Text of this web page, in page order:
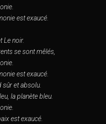
est exaucé.
Le noir.
se sont mêlés,
est exaucé.
sûr et absolu.
la planète bleu.
est exaucé.